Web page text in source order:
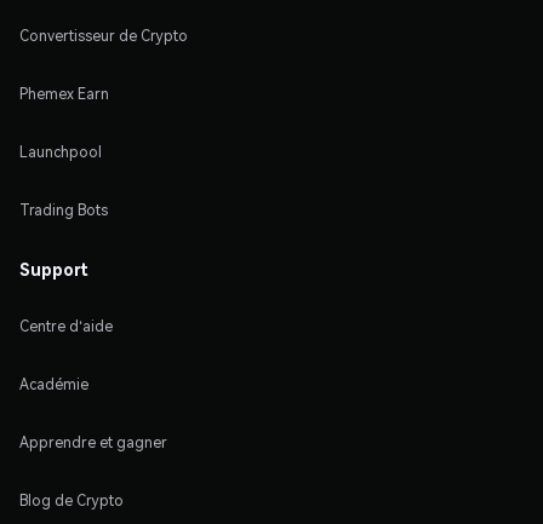
Convertisseur de Crypto
Phemex Earn
Launchpool
Trading Bots
Support
Centre d'aide
Académie
Apprendre et gagner
Blog de Crypto